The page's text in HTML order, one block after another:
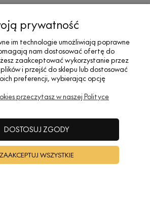
MOJE KONTO
SOCIAL MEDIA
INFORMACJE
A•TAK DESIGN
prywatność
im technologie umożliwiają poprawne
nam dostosować ofertę do
zaakceptować wykorzystanie przez
i przejść do sklepu lub dostosować
preferencji, wybierając opcję
przeczytasz w naszej Polityce
DOSTOSUJ ZGODY
ZAAKCEPTUJ WSZYSTKIE